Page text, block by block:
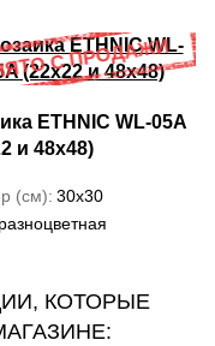
ETHNIC WL-05A
и 48x48)
(см) 30x30
разноцветная
КОТОРЫЕ